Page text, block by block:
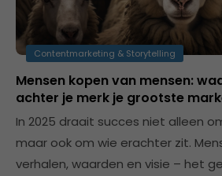
Contentmarketing & Storytelling
Mensen kopen van mensen:
achter je merk je grootste
In 2025 draait succes niet alleen
maar ook om wie erachter zit.
verhalen, waarden en visie – het